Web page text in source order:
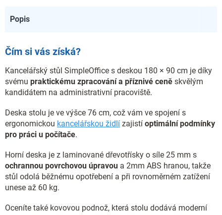
Popis
Čím si vás získá?
Kancelářský stůl SimpleOffice s deskou 180 × 90 cm je díky
svému praktickému zpracování a příznivé ceně skvělým
kandidátem na administrativní pracoviště.
Deska stolu je ve výšce 76 cm, což vám ve spojení s
ergonomickou kancelářskou židlí zajistí optimální podmínky
pro práci u počítače.
Horní deska je z laminované dřevotřísky o síle 25 mm s
ochrannou povrchovou úpravou a 2mm ABS hranou, takže
stůl odolá běžnému opotřebení a při rovnoměrném zatížení
unese až 60 kg.
Oceníte také kovovou podnož, která stolu dodává moderní